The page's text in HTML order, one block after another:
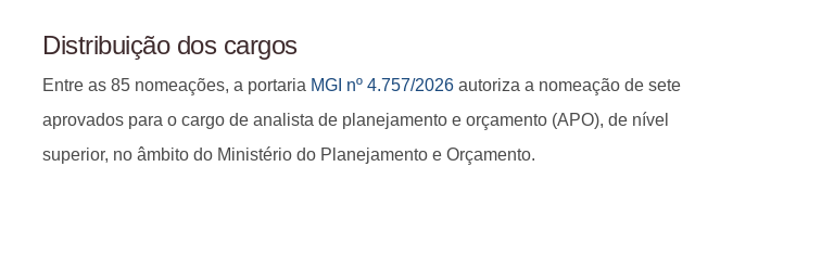
Distribuição dos cargos
Entre as 85 nomeações, a portaria MGI nº 4.757/2026 autoriza a nomeação de sete
aprovados para o cargo de analista de planejamento e orçamento (APO), de nível
superior, no âmbito do Ministério do Planejamento e Orçamento.